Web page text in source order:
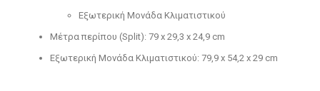
Εξωτερική Μονάδα Κλιματιστικού
Μέτρα περίπου (Split): 79 x 29,3 x 24,9 cm
Εξωτερική Μονάδα Κλιματιστικού: 79,9 x 54,2 x 29 cm